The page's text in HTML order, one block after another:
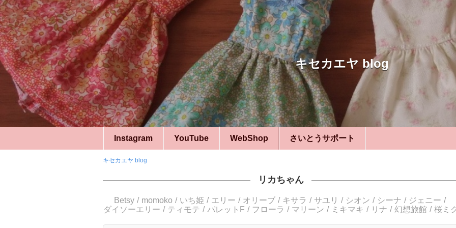
キセカエヤ blog
Instagram YouTube WebShop さいとうサポート
キセカエヤ blog
リカちゃん
Betsy momoko いち姫 エリー オリーブ キサラ サユリ シオン シーナ
ジェニー
ダイソーエリー
ティモテ パレットF フローラ マリーン ミキマキ リナ 幻想旅館 桜ミ